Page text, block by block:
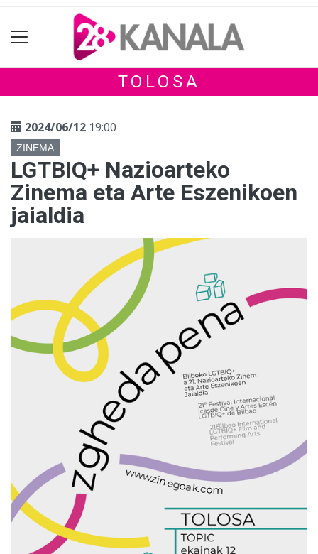
TOLOSA
2024/06/12 19:00
ZINEMA
LGTBIQ+ Nazioarteko
Zinema eta Arte Eszenikoen
jaialdia